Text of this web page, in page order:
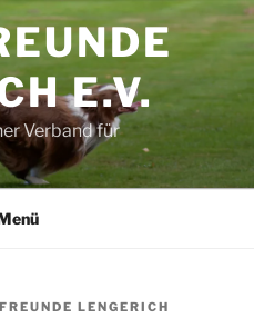
E.V.
Verband für
LENGERICH